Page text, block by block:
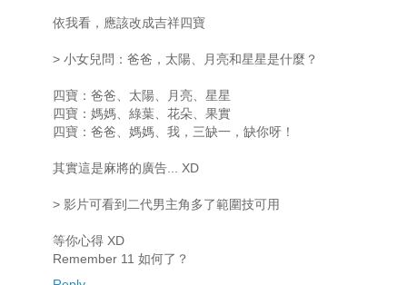
依我看，應該改成吉祥四寶
> 小女兒問：爸爸，太陽、月亮和星星是什麼？
四寶：爸爸、太陽、月亮、星星
四寶：媽媽、綠葉、花朵、果實
四寶：爸爸、媽媽、我，三缺一，缺你呀！
其實這是麻將的廣告... XD
> 影片可看到二代男主角多了範圍技可用
等你心得 XD
Remember 11 如何了？